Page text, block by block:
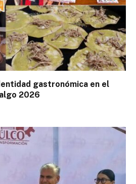
gastronómica en el
2026